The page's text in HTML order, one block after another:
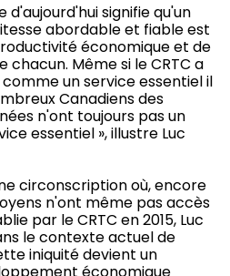
d'aujourd'hui signifie qu'un
abordable et fiable est
économique et de
chacun. Même si le CRTC a
un service essentiel il
Canadiens des
n'ont toujours pas un
essentiel », illustre Luc
circonscription où, encore
n'ont même pas accès
par le CRTC en 2015, Luc
le contexte actuel de
iniquité devient un
économique